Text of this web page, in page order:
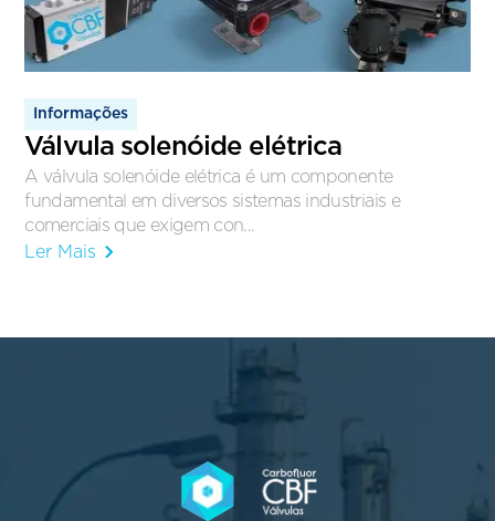
Informações
Válvula solenóide elétrica
A válvula solenóide elétrica é um componente
fundamental em diversos sistemas industriais e
comerciais que exigem con...
Ler Mais